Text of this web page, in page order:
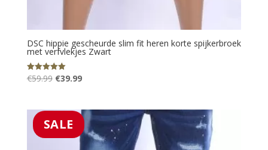
DSC hippie gescheurde slim fit heren korte spijkerbroek
met verfvlekjes Zwart
Gewaardeerd
5.00
€59.99 Oorspronkelijke
€59.99.
€39.99Huidige
€39.99.
SALE